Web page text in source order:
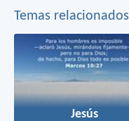
Temas relacionados
Jesús